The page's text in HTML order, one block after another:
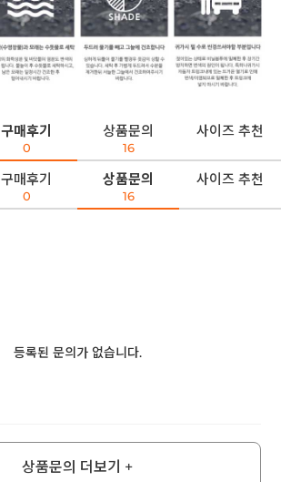
구매후기
0
상품문의
16
사이즈 추천
구매후기
0
상품문의
16
사이즈 추천
등록된 문의가 없습니다.
상품문의 더보기 +